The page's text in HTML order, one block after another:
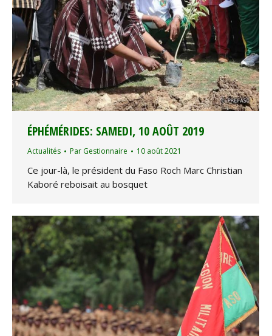
ÉPHÉMÉRIDES: SAMEDI, 10 AOÛT 2019
Actualités Par Gestionnaire 10 août 2021
Ce jour-là, le président du Faso Roch Marc Christian
Kaboré reboisait au bosquet